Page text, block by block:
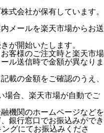
式会社が保有しています。
メールを楽天市場からお送
が開始いたします。
客様のご注文時と楽天市場
ル送信時で金額が異なりま
載の金額をご確認のうえ、
場合、楽天市場が自動でご
機関のホームページなどを
銀行窓口でお振込みができ
グにてお振込みくださ